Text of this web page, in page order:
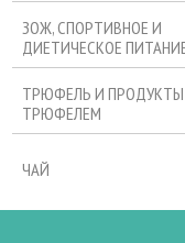
ЗОЖ, СПОРТИВНОЕ И
ДИЕТИЧЕСКОЕ
ТРЮФЕЛЬ И
ТРЮФЕЛЕМ
ЧАЙ